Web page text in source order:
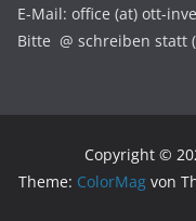
E-Mail: office (at) ott-
Bitte @ schreiben statt
Copyright ©
Theme: ColorMag von